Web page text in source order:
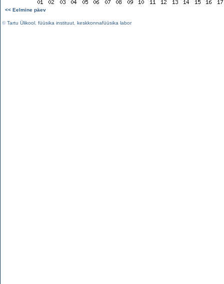
<< Eelmine päev
©Tartu Ülikool füüsika instituut keskkonnafüüsika labor